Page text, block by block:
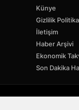
Künye
Gizlilik
İletişim
Haber Arşivi
Ekonomik
Son Dakika